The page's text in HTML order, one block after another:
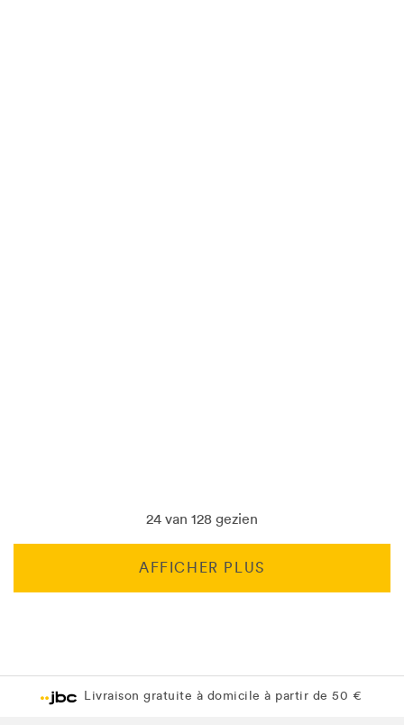
24 van 128 gezien
AFFICHER PLUS
Livraison gratuite en magasin JBC
Livraison gratuite en magasin JBC